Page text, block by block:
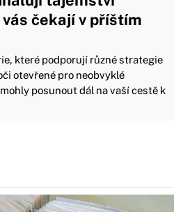
čekají v příštím
které podporují různé strategie
otevřené pro neobvyklé
posunout dál na vaší cestě k